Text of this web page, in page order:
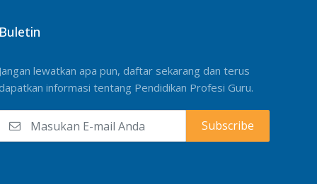
lewatkan apa pun, daftar sekarang dan terus
informasi tentang Pendidikan Profesi Guru.